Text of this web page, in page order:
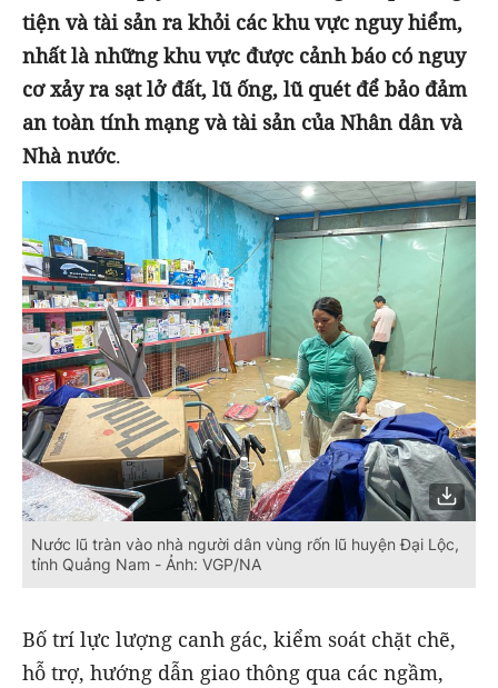
tiện và tài sản ra khỏi các khu vực nguy hiểm,
nhất lànhững khu vực được cảnh báo có nguy
cơ xảy ra sạt lở đất, lũ ống, lũ quét để bảo đảm
an toàn tính mạng và tài sản của Nhân dân và
Nhà nước.
Nước lũ tràn vào nhà người dân vùng rốn lũ huyện Đại Lộc,
tỉnh Quảng Nam - Ảnh: VGP/NA
Bố trí lực lượng canh gác, kiểm soát chặt chẽ,
hỗ trợ, hướng dẫn giao thông qua các ngầm,